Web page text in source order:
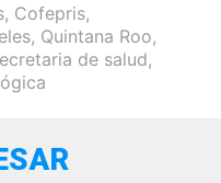
, Cofepris,
, Quintana Roo,
de salud,